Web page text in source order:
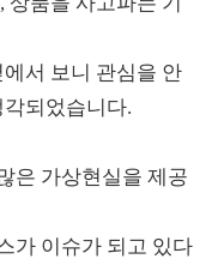
서 보니 관심을 안
되었습니다.
은 가상현실을 제공
가 이슈가 되고 있다